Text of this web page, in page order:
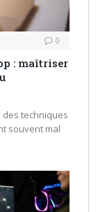
0
: maîtriser
des techniques
souvent mal